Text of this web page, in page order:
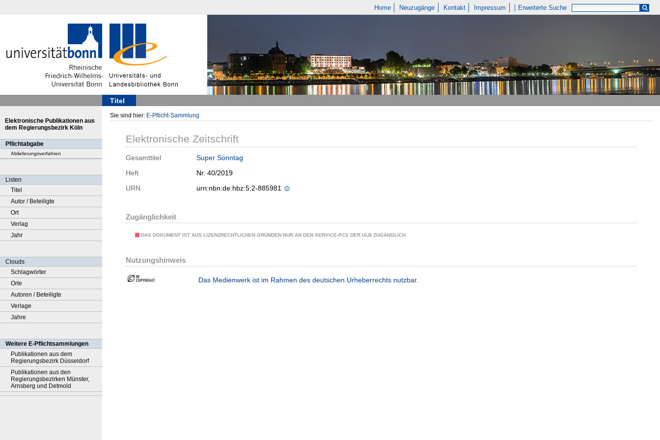
Home Neuzugänge Kontakt Impressum Erweiterte Suche
Titel
Elektronische Publikationen aus
dem Regierungsbezirk Köln
Pflichtabgabe
Ablieferungsverfahren
Listen
Titel
Autor / Beteiligte
Ort
Verlag
Jahr
Clouds
Schlagwörter
Orte
Autoren / Beteiligte
Verlage
Jahre
Weitere E-Pflichtsammlungen
Publikationen aus dem
Regierungsbezirk Düsseldorf
Publikationen aus den
Regierungsbezirken Münster,
Arnsberg und Detmold
Sie sind hier: E-Pflicht-Sammlung
Elektronische Zeitschrift
Gesamttitel
Super Sonntag
Heft
Nr. 40/2019
URN
urn:nbn:de:hbz:5:2-885981
Zugänglichkeit
DAS DOKUMENT IST AUS LIZENZRECHTLICHEN GRÜNDEN NUR AN DEN SERVICE-PCS DER ULB ZUGÄNGLICH.
Nutzungshinweis
Das Medienwerk ist im Rahmen des deutschen Urheberrechts nutzbar.